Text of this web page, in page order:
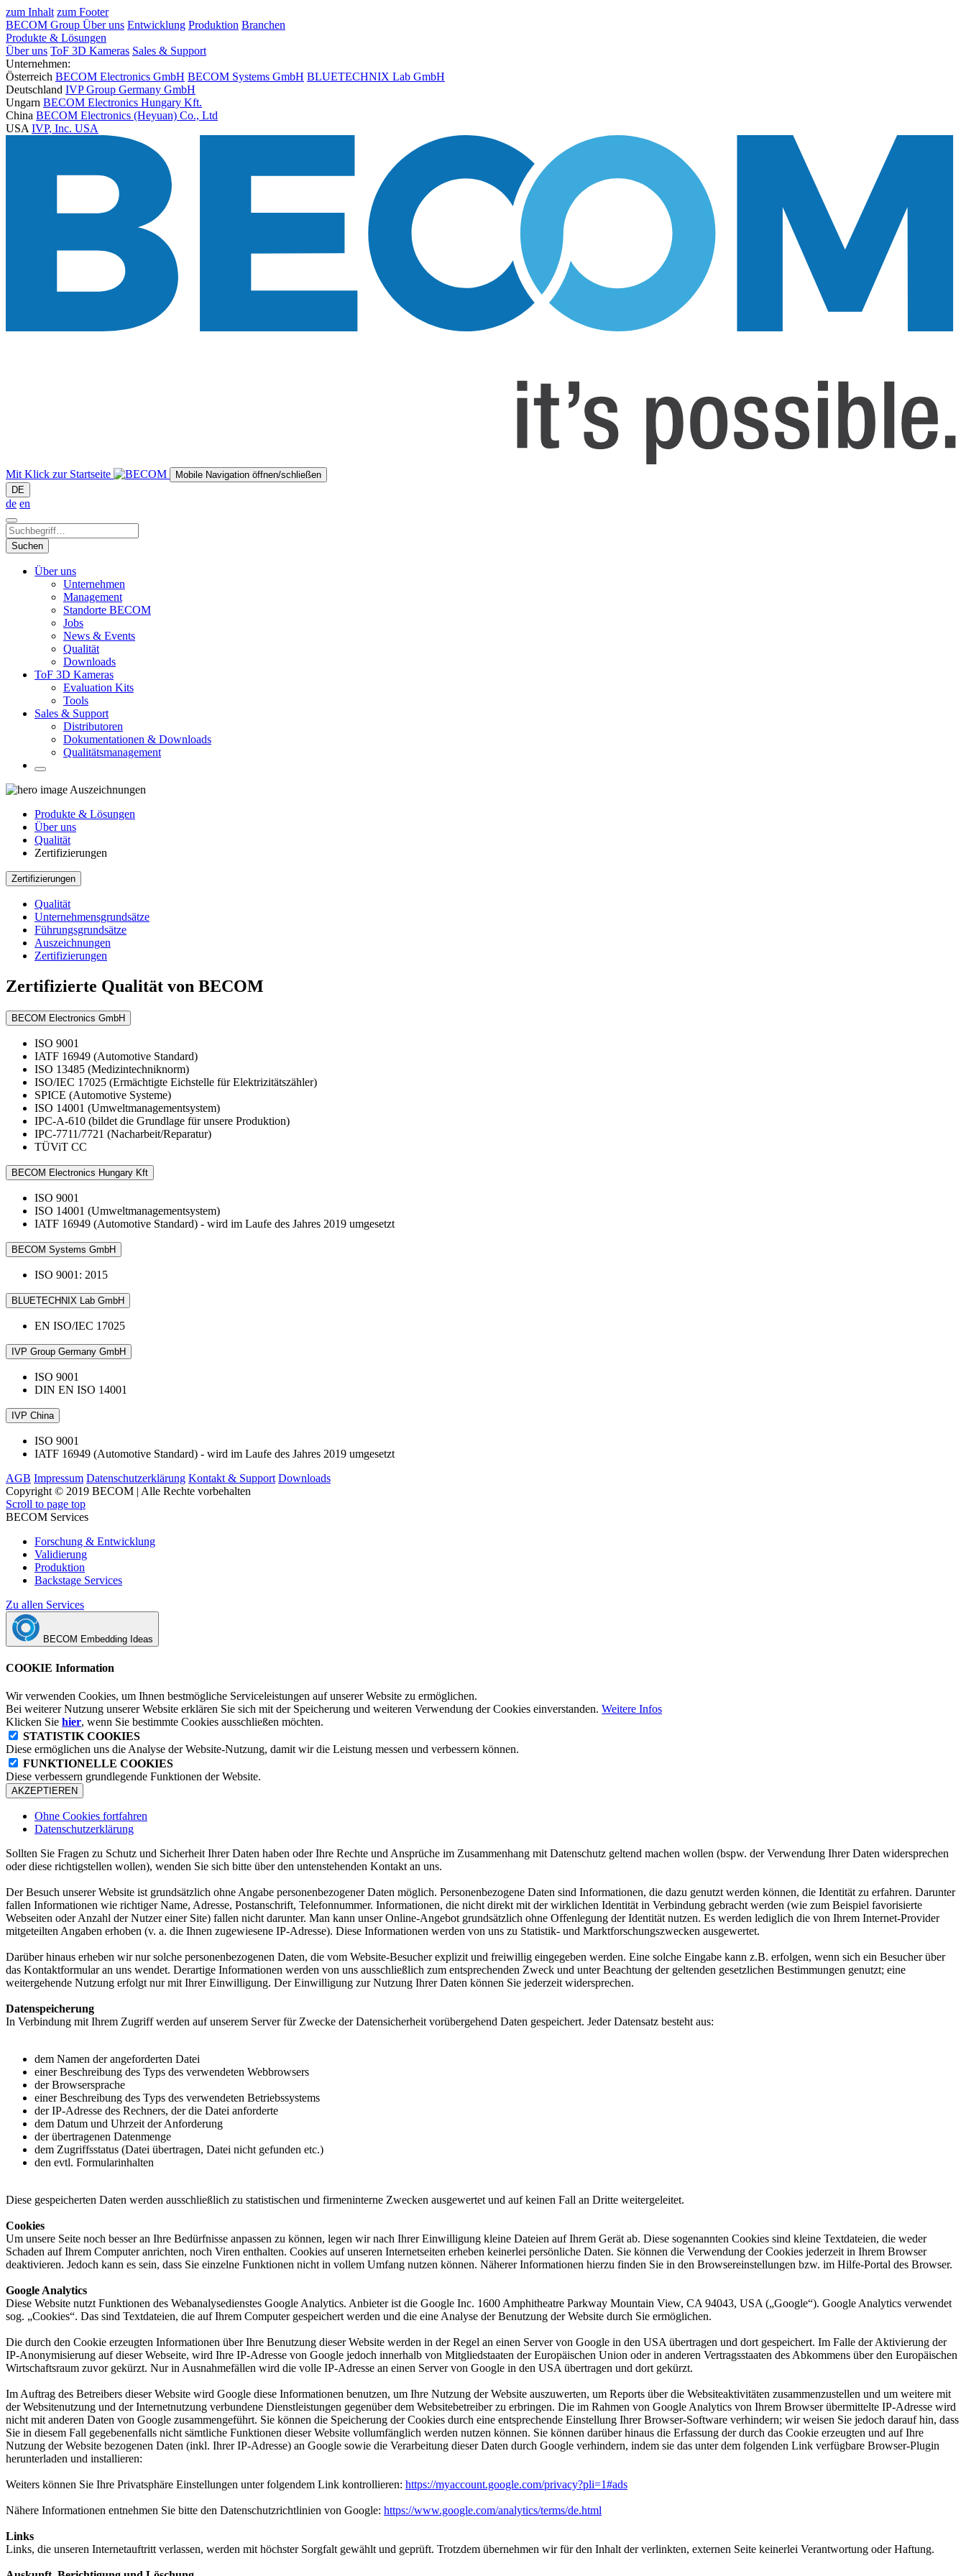
zum Inhalt zum Footer
BECOM Group Über uns Entwicklung Produktion Branchen
Produkte & Lösungen
Über uns ToF 3D Kameras Sales & Support
Unternehmen:
Österreich BECOM Electronics GmbH BECOM Systems GmbH BLUETECHNIX Lab GmbH
Deutschland IVP Group Germany GmbH
Ungarn BECOM Electronics Hungary Kft.
China BECOM Electronics (Heyuan) Co., Ltd
USA IVP, Inc. USA
Mit Klick zur Startseite
Mobile Navigation öffnen/schließen
DE
de en
Suchen
Über uns
Unternehmen
Management
Standorte BECOM
Jobs
News & Events
Qualität
Downloads
ToF 3D Kameras
Evaluation Kits
Tools
Sales & Support
Distributoren
Dokumentationen & Downloads
Qualitätsmanagement
Auszeichnungen
Produkte & Lösungen
Über uns
Qualität
Zertifizierungen
Zertifizierungen
Qualität
Unternehmensgrundsätze
Führungsgrundsätze
Auszeichnungen
Zertifizierungen
Zertifizierte Qualität von BECOM
BECOM Electronics GmbH
ISO 9001
IATF 16949 (Automotive Standard)
ISO 13485 (Medizintechniknorm)
ISO/IEC 17025 (Ermächtigte Eichstelle für Elektrizitätszähler)
SPICE (Automotive Systeme)
ISO 14001 (Umweltmanagementsystem)
IPC-A-610 (bildet die Grundlage für unsere Produktion)
IPC-7711/7721 (Nacharbeit/Reparatur)
TÜViT CC
BECOM Electronics Hungary Kft
ISO 9001
ISO 14001 (Umweltmanagementsystem)
IATF 16949 (Automotive Standard) - wird im Laufe des Jahres 2019 umgesetzt
BECOM Systems GmbH
ISO 9001: 2015
BLUETECHNIX Lab GmbH
EN ISO/IEC 17025
IVP Group Germany GmbH
ISO 9001
DIN EN ISO 14001
IVP China
ISO 9001
IATF 16949 (Automotive Standard) - wird im Laufe des Jahres 2019 umgesetzt
AGB Impressum Datenschutzerklärung Kontakt & Support Downloads
Copyright © 2019 BECOM | Alle Rechte vorbehalten
Scroll to page top
BECOM Services
Forschung & Entwicklung
Validierung
Produktion
Backstage Services
Zu allen Services
BECOM Embedding Ideas
COOKIE Information
Wir verwenden Cookies, um Ihnen bestmögliche Serviceleistungen auf unserer Website zu ermöglichen.
Bei weiterer Nutzung unserer Website erklären Sie sich mit der Speicherung und weiteren Verwendung der Cookies einverstanden. Weitere Infos
Klicken Sie hier, wenn Sie bestimmte Cookies ausschließen möchten.
STATISTIK COOKIES
Diese ermöglichen uns die Analyse der Website-Nutzung, damit wir die Leistung messen und verbessern können.
FUNKTIONELLE COOKIES
Diese verbessern grundlegende Funktionen der Website.
AKZEPTIEREN
Ohne Cookies fortfahren
Datenschutzerklärung
Sollten Sie Fragen zu Schutz und Sicherheit Ihrer Daten haben oder Ihre Rechte und Ansprüche im Zusammenhang mit Datenschutz geltend machen wollen (bspw. der Verwendung Ihrer Daten widersprechen
oder diese richtigstellen wollen), wenden Sie sich bitte über den untenstehenden Kontakt an uns.
Der Besuch unserer Website ist grundsätzlich ohne Angabe personenbezogener Daten möglich. Personenbezogene Daten sind Informationen, die dazu genutzt werden können, die Identität zu erfahren. Darunter
fallen Informationen wie richtiger Name, Adresse, Postanschrift, Telefonnummer. Informationen, die nicht direkt mit der wirklichen Identität in Verbindung gebracht werden (wie zum Beispiel favorisierte
Webseiten oder Anzahl der Nutzer einer Site) fallen nicht darunter. Man kann unser Online-Angebot grundsätzlich ohne Offenlegung der Identität nutzen. Es werden lediglich die von Ihrem Internet-Provider
mitgeteilten Angaben erhoben (v. a. die Ihnen zugewiesene IP-Adresse). Diese Informationen werden von uns zu Statistik- und Marktforschungszwecken ausgewertet.
Darüber hinaus erheben wir nur solche personenbezogenen Daten, die vom Website-Besucher explizit und freiwillig eingegeben werden. Eine solche Eingabe kann z.B. erfolgen, wenn sich ein Besucher über
das Kontaktformular an uns wendet. Derartige Informationen werden von uns ausschließlich zum entsprechenden Zweck und unter Beachtung der geltenden gesetzlichen Bestimmungen genutzt; eine
weitergehende Nutzung erfolgt nur mit Ihrer Einwilligung. Der Einwilligung zur Nutzung Ihrer Daten können Sie jederzeit widersprechen.
Datenspeicherung
In Verbindung mit Ihrem Zugriff werden auf unserem Server für Zwecke der Datensicherheit vorübergehend Daten gespeichert. Jeder Datensatz besteht aus:
dem Namen der angeforderten Datei
einer Beschreibung des Typs des verwendeten Webbrowsers
der Browsersprache
einer Beschreibung des Typs des verwendeten Betriebssystems
der IP-Adresse des Rechners, der die Datei anforderte
dem Datum und Uhrzeit der Anforderung
der übertragenen Datenmenge
dem Zugriffsstatus (Datei übertragen, Datei nicht gefunden etc.)
den evtl. Formularinhalten
Diese gespeicherten Daten werden ausschließlich zu statistischen und firmeninterne Zwecken ausgewertet und auf keinen Fall an Dritte weitergeleitet.
Cookies
Um unsere Seite noch besser an Ihre Bedürfnisse anpassen zu können, legen wir nach Ihrer Einwilligung kleine Dateien auf Ihrem Gerät ab. Diese sogenannten Cookies sind kleine Textdateien, die weder
Schaden auf Ihrem Computer anrichten, noch Viren enthalten. Cookies auf unseren Internetseiten erheben keinerlei persönliche Daten. Sie können die Verwendung der Cookies jederzeit in Ihrem Browser
deaktivieren. Jedoch kann es sein, dass Sie einzelne Funktionen nicht in vollem Umfang nutzen können. Näherer Informationen hierzu finden Sie in den Browsereinstellungen bzw. im Hilfe-Portal des Browser.
Google Analytics
Diese Website nutzt Funktionen des Webanalysedienstes Google Analytics. Anbieter ist die Google Inc. 1600 Amphitheatre Parkway Mountain View, CA 94043, USA („Google“). Google Analytics verwendet
sog. „Cookies“. Das sind Textdateien, die auf Ihrem Computer gespeichert werden und die eine Analyse der Benutzung der Website durch Sie ermöglichen.
Die durch den Cookie erzeugten Informationen über Ihre Benutzung dieser Website werden in der Regel an einen Server von Google in den USA übertragen und dort gespeichert. Im Falle der Aktivierung der
IP-Anonymisierung auf dieser Webseite, wird Ihre IP-Adresse von Google jedoch innerhalb von Mitgliedstaaten der Europäischen Union oder in anderen Vertragsstaaten des Abkommens über den Europäischen
Wirtschaftsraum zuvor gekürzt. Nur in Ausnahmefällen wird die volle IP-Adresse an einen Server von Google in den USA übertragen und dort gekürzt.
Im Auftrag des Betreibers dieser Website wird Google diese Informationen benutzen, um Ihre Nutzung der Website auszuwerten, um Reports über die Websiteaktivitäten zusammenzustellen und um weitere mit
der Websitenutzung und der Internetnutzung verbundene Dienstleistungen gegenüber dem Websitebetreiber zu erbringen. Die im Rahmen von Google Analytics von Ihrem Browser übermittelte IP-Adresse wird
nicht mit anderen Daten von Google zusammengeführt. Sie können die Speicherung der Cookies durch eine entsprechende Einstellung Ihrer Browser-Software verhindern; wir weisen Sie jedoch darauf hin, dass
Sie in diesem Fall gegebenenfalls nicht sämtliche Funktionen dieser Website vollumfänglich werden nutzen können. Sie können darüber hinaus die Erfassung der durch das Cookie erzeugten und auf Ihre
Nutzung der Website bezogenen Daten (inkl. Ihrer IP-Adresse) an Google sowie die Verarbeitung dieser Daten durch Google verhindern, indem sie das unter dem folgenden Link verfügbare Browser-Plugin
herunterladen und installieren:
Weiters können Sie Ihre Privatsphäre Einstellungen unter folgendem Link kontrollieren: https://myaccount.google.com/privacy?pli=1#ads
Nähere Informationen entnehmen Sie bitte den Datenschutzrichtlinien von Google: https://www.google.com/analytics/terms/de.html
Links
Links, die unseren Internetauftritt verlassen, werden mit höchster Sorgfalt gewählt und geprüft. Trotzdem übernehmen wir für den Inhalt der verlinkten, externen Seite keinerlei Verantwortung oder Haftung.